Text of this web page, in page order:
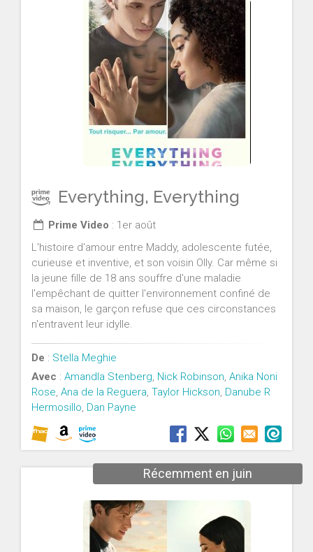
Everything, Everything
Prime Video : 1er août
L'histoire d'amour entre Maddy, adolescente futée,
curieuse et inventive, et son voisin Olly. Car même si
la jeune fille de 18 ans souffre d'une maladie
l'empêchant de quitter l'environnement confiné de
sa maison, le garçon refuse que ces circonstances
n'entravent leur idylle.
De : Stella Meghie
Avec : Amandla Stenberg, Nick Robinson, Anika Noni
Rose, Ana de la Reguera, Taylor Hickson, Danube R
Hermosillo, Dan Payne
Récemment en juin